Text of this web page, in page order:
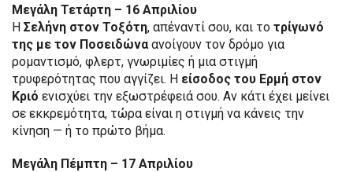
Μεγάλη Τετάρτη – 16 Απριλίου
Η Σελήνη στον Τοξότη, απέναντί σου, και το τρίγωνό
της με τον Ποσειδώναανοίγουν τον δρόμο για
ρομαντισμό, φλερτ, γνωριμίες ή μια στιγμή
τρυφερότητας που αγγίζει. Η είσοδος του Ερμή στον
Κριό ενισχύει την εξωστρέφειά σου. Αν κάτι έχει μείνει
σε εκκρεμότητα, τώρα είναι η στιγμή να κάνεις την
κίνηση — ή το πρώτο βήμα.
Μεγάλη Πέμπτη – 17 Απριλίου